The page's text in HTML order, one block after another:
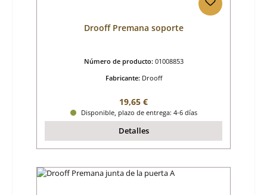
Drooff Premana soporte
Número de producto: 01008853
Fabricante: Drooff
Precio normal:
19,65 €
Disponible, plazo de entrega: 4-6 días
Detalles